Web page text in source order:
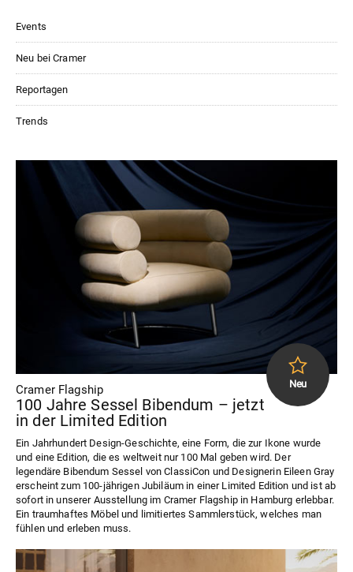
Events
Neu bei Cramer
Reportagen
Trends
Cramer Flagship
100 Jahre Sessel Bibendum – jetzt
in der Limited Edition
Ein Jahrhundert Design-Geschichte, eine Form, die zur Ikone wurde
und eine Edition, die es weltweit nur 100 Mal geben wird. Der
legendäre Bibendum Sessel von ClassiCon und Designerin Eileen Gray
erscheint zum 100-jährigen Jubiläum in einer Limited Edition und ist ab
sofort in unserer Ausstellung im Cramer Flagship in Hamburg erlebbar.
Ein traumhaftes Möbel und limitiertes Sammlerstück, welches man
fühlen und erleben muss.